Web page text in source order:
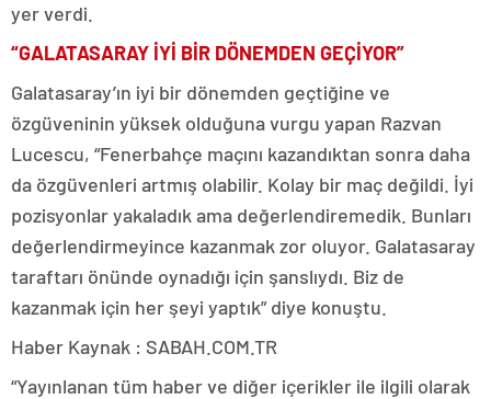
yer verdi.
“GALATASARAY İYİ BİR DÖNEMDEN GEÇİYOR”
Galatasaray’ın iyi bir dönemden geçtiğine ve
özgüveninin yüksek olduğuna vurgu yapan Razvan
Lucescu, “Fenerbahçe maçını kazandıktan sonra daha
da özgüvenleri artmış olabilir. Kolay bir maç değildi. İyi
pozisyonlar yakaladık ama değerlendiremedik. Bunları
değerlendirmeyince kazanmak zor oluyor. Galatasaray
taraftarı önünde oynadığı için şanslıydı. Biz de
kazanmak için her şeyi yaptık” diye konuştu.
Haber Kaynak : SABAH.COM.TR
“Yayınlanan tüm haber ve diğer içerikler ile ilgili olarak